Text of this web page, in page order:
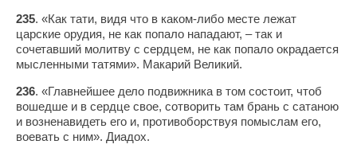
235. «Как тати, видя что в каком-либо месте лежат
царские орудия, не как попало нападают, – так и
сочетавший молитву с сердцем, не как попало окрадается
мысленными татями». Макарий Великий.
236. «Главнейшее дело подвижника в том состоит, чтоб
вошедше и в сердце свое, сотворить там брань с сатаною
и возненавидеть его и, противоборствуя помыслам его,
воевать с ним». Диадох.